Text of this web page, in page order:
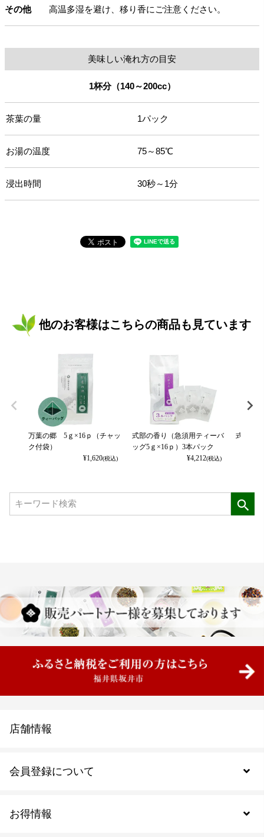
その他 高温多湿を避け、移り香にご注意ください。
美味しい淹れ方の目安
1杯分（140～200cc）
茶葉の量 1パック
お湯の温度 75～85℃
浸出時間 30秒～1分
他のお客様はこちらの商品も見ています
万葉の郷 5ｇ×16ｐ（チャッ
ク付袋）
¥1,620(税込)
式部の香り（急須用ティーバ
ッグ5ｇ×16ｐ）3本パック
¥4,212(税込)
式部の
お得情報
会員登録について
店舗情報